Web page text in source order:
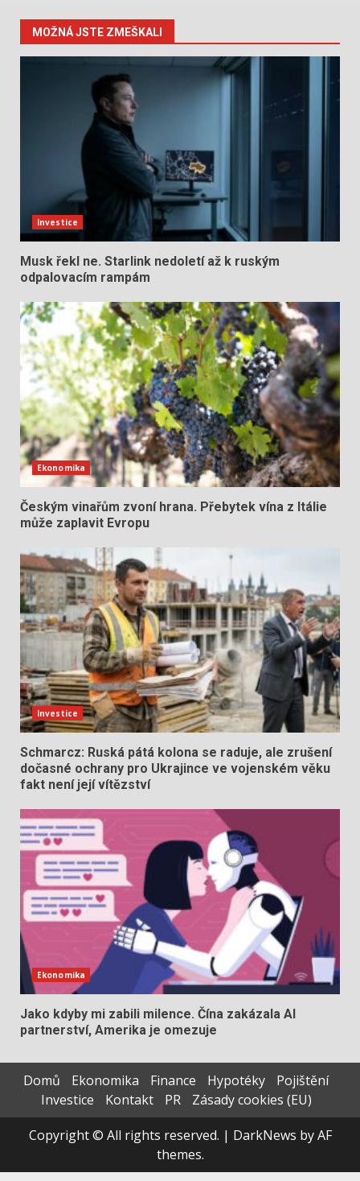
MOŽNÁ JSTE ZMEŠKALI
Investice
Musk řekl ne. Starlink nedoletí až k ruským
odpalovacím rampám
Ekonomika
Českým vinařům zvoní hrana. Přebytek vína z Itálie
může zaplavit Evropu
Investice
Schmarcz: Ruská pátá kolona se raduje, ale zrušení
dočasné ochrany pro Ukrajince ve vojenském věku
fakt není její vítězství
Ekonomika
Jako kdyby mi zabili milence. Čína zakázala AI
partnerství, Amerika je omezuje
Domů Ekonomika Finance Hypotéky
Pojištění
Investice
Kontakt PR
Zásady cookies (EU)
Copyright © All rights reserved. | DarkNews by AF
themes.